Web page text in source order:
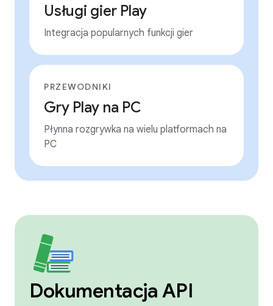
Usługi gier Play
Integracja popularnych funkcji gier
PRZEWODNIKI
Gry Play na PC
Płynna rozgrywka na wielu platformach na
PC
Dokumentacja API